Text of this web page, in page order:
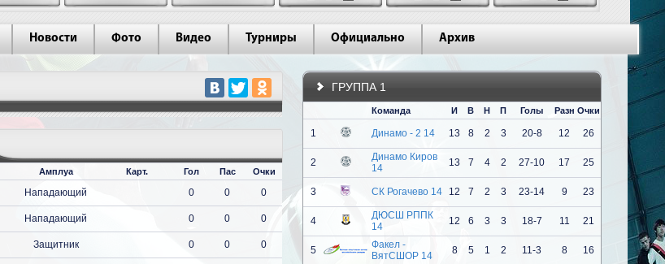
Новости Фото Видео Турниры Официально Архив
Амплуа Карт. Гол Пас Очки
Нападающий 0 0 0
Нападающий 0 0 0
Защитник 0 0 0
ГРУППА 1
Команда И В Н П Голы Разн Очки
1 Динамо - 2 14 13 8 2 3 20-8 12 26
2
Динамо Киров
14
13 7 4 2 27-10 17 25
3 СК Рогачево 14 12 7 2 3 23-14 9 23
4
ДЮСШ РППК
14
12 6 3 3 18-7 11 21
5
Факел -
ВятСШОР 14
8 5 1 2 11-3 8 16